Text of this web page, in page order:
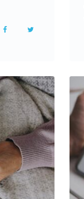
F
e
b
o
o
t
t
e